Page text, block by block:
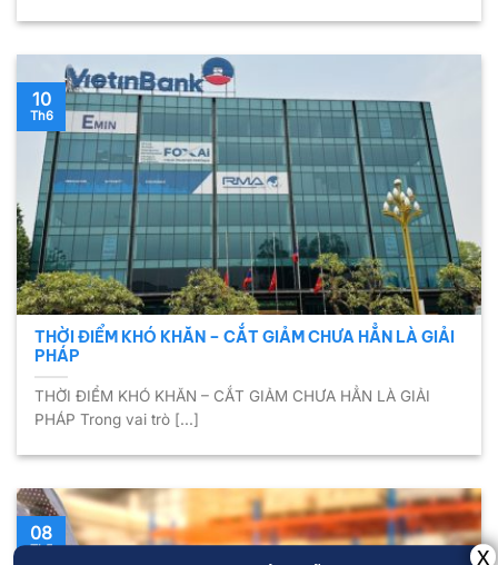
THỜI ĐIỂM KHÓ KHĂN – CẮT GIẢM CHƯA HẲN LÀ GIẢI
PHÁP
THỜI ĐIỂM KHÓ KHĂN – CẮT GIẢM CHƯA HẲN LÀ GIẢI
PHÁP Trong vai trò [...]
10
Th6
08
Th5